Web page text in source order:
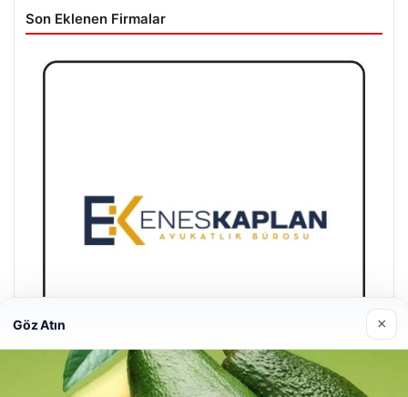
Son Eklenen Firmalar
Göz Atın ×